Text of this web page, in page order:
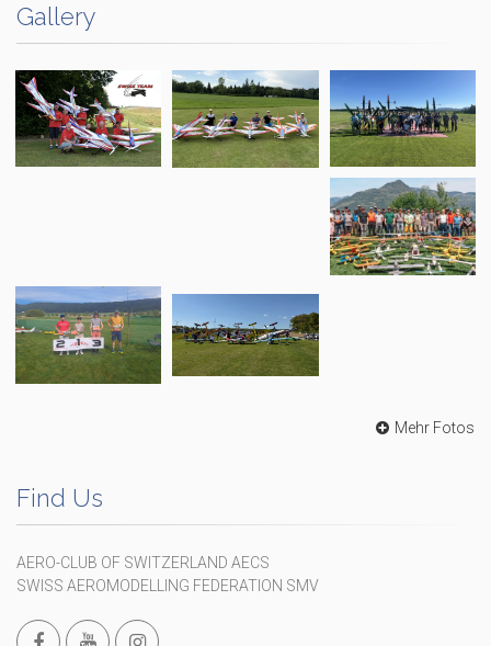
Gallery
Mehr Fotos
Find Us
AERO-CLUB OF SWITZERLAND AECS
SWISS AEROMODELLING FEDERATION SMV